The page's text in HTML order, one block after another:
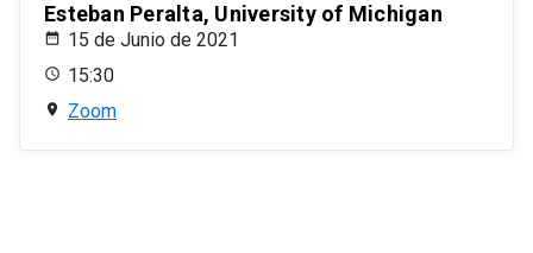
Esteban Peralta, University of Michigan
15 de Junio de 2021
15:30
Zoom